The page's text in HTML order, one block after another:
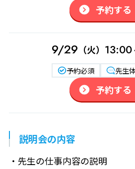
予約する
9/29 （火）
予約必須 先生
予約する
説明会の内容
・先生の仕事内容の説明